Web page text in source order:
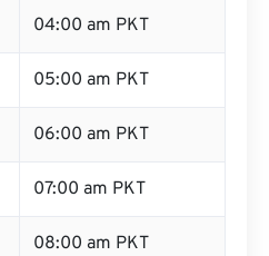
04:00 am PKT
05:00 am PKT
06:00 am PKT
07:00 am PKT
08:00 am PKT